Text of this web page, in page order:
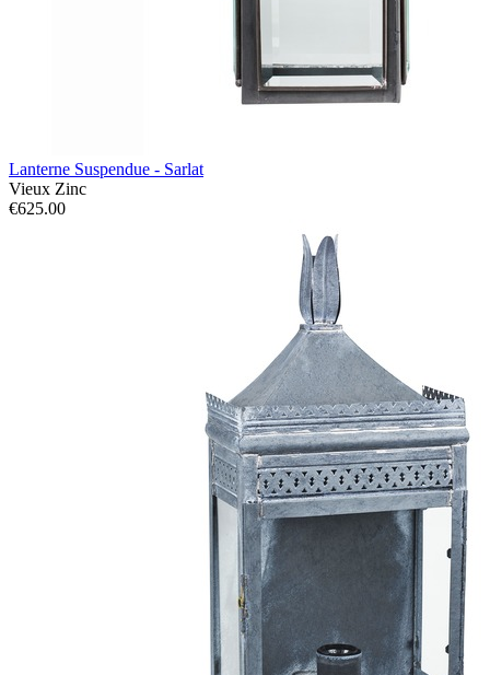
Lanterne Suspendue - Sarlat
Vieux Zinc
€625.00